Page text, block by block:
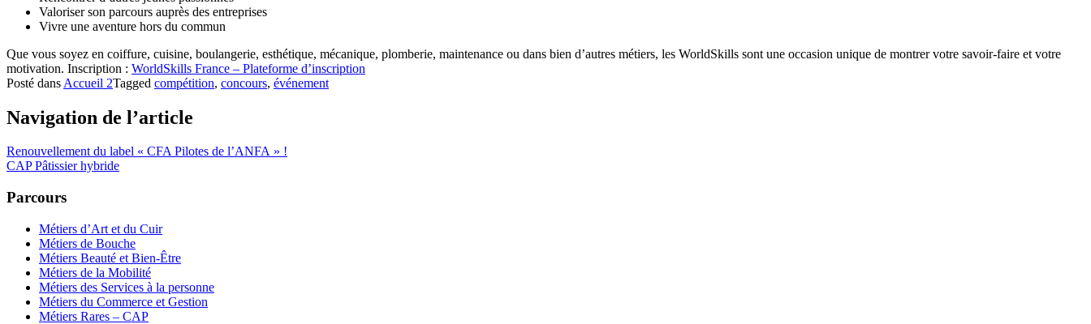
Valoriser son parcours auprès des entreprises
Vivre une aventure hors du commun
Que vous soyez en coiffure, cuisine, boulangerie, esthétique, mécanique, plomberie, maintenance ou dans bien d’autres métiers, les WorldSkills sont une occasion unique de montrer votre savoir-faire et votre
motivation. Inscription : WorldSkills France – Plateforme d’inscription
Posté dans Accueil 2Tagged compétition, concours, événement
Navigation de l’article
Renouvellement du label « CFA Pilotes de l’ANFA » !
CAP Pâtissier hybride
Parcours
Métiers d’Art et du Cuir
Métiers de Bouche
Métiers Beauté et Bien-Être
Métiers de la Mobilité
Métiers des Services à la personne
Métiers du Commerce et Gestion
Métiers Rares – CAP